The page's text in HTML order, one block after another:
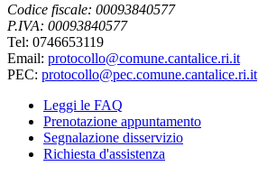
Codice fiscale: 00093840577
P.IVA: 00093840577
Tel: 0746653119
Email: protocollo@comune.cantalice.ri.it
PEC: protocollo@pec.comune.cantalice.ri.it
Leggi le FAQ
Prenotazione appuntamento
Segnalazione disservizio
Richiesta d'assistenza